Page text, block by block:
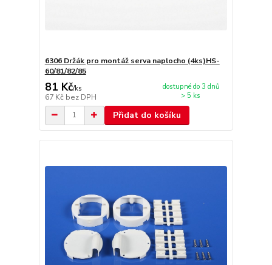
6306 Držák pro montáž serva naplocho (4ks)HS-
60/81/82/85
81 Kč/ks
67 Kč bez DPH
dostupné do 3 dnů
> 5 ks
Přidat do košíku